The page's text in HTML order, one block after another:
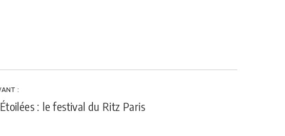
:
: le festival du Ritz Paris